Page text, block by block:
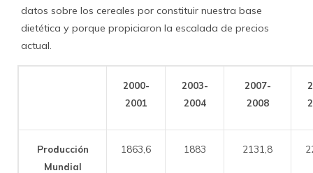
datos sobre los cereales por constituir nuestra base
dietética y porque propiciaron la escalada de precios
actual.
2000-
2001
2003-
2004
2007-
2008
Producción
Mundial
1863,6 1883 2131,8